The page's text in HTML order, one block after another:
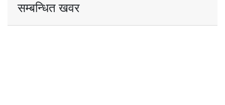
सम्बन्धित खवर